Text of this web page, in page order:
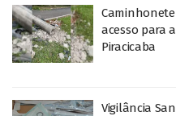
acesso para
Piracicaba
Vigilância